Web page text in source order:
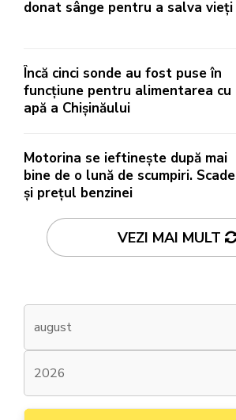
donat sânge pentru a salva vieți
Încă cinci sonde au fost puse în
funcțiune pentru alimentarea cu
apă a Chișinăului
Motorina se ieftinește după mai
bine de o lună de scumpiri. Scade
și prețul benzinei
VEZI MAI MULT